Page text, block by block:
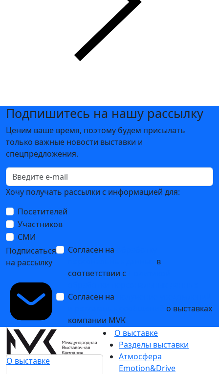
Подпишитесь на нашу рассылку
Ценим ваше время, поэтому будем присылать
только важные новости выставки и
спецпредложения.
Хочу получать рассылки с информацией для:
Посетителей
Участников
СМИ
Подписаться
на рассылку
Согласен на
в
соответствии с
Согласен на
о выставках
компании MVK
О выставке
О выставке
Разделы выставки
Атмосфера
Emotion&Drive